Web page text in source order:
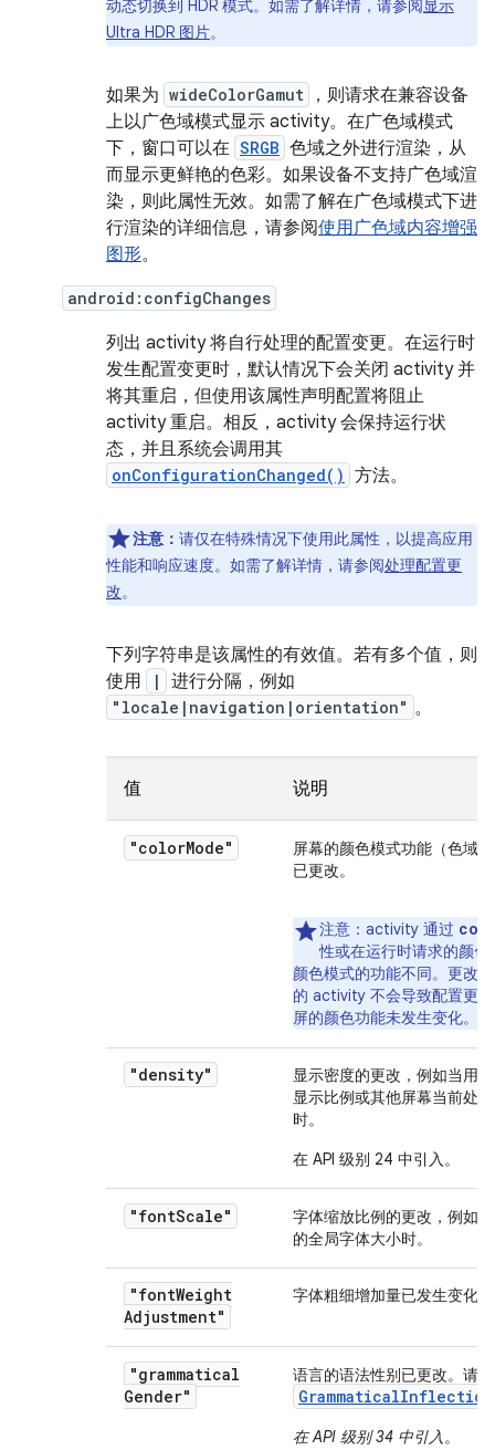
动态切换到 HDR 模式。如需了解详情，请参阅显示
Ultra HDR 图片。
如果为 wideColorGamut
，则请求在兼容设备
上以广色域模式显示 activity。在广色域模式
下，窗口可以在 SRGB 色域之外进行渲染，从
而显示更鲜艳的色彩。如果设备不支持广色域渲
染，则此属性无效。如需了解在广色域模式下进
行渲染的详细信息，请参阅使用广色域内容增强
图形。
android:configChanges
列出 activity 将自行处理的配置变更。在运行时
发生配置变更时，默认情况下会关闭 activity 并
将其重启，但使用该属性声明配置将阻止
activity 重启。相反，activity 会保持运行状
态，并且系统会调用其
onConfigurationChanged() 方法。
注意： 请仅在特殊情况下使用此属性，以提高应用
性能和响应速度。如需了解详情，请参阅处理配置更
改。
下列字符串是该属性的有效值。若有多个值，则
使用
| 进行分隔，例如
"locale|navigation|orientation" 。
值 说明
"colorMode"
屏幕的颜色模式功能（色域
已更改。
注意 ：activity 通过
性或在运行时请求的颜色
颜色模式的功能不同。更改
的 activity 不会导致配置更
屏的颜色功能未发生变化。
"density"
显示密度的更改，例如当用
显示比例或其他屏幕当前处
时。
在 API 级别 24 中引入。
"fontScale"
字体缩放比例的更改，例如
的全局字体大小时。
"fontWeight
Adjustment"
字体粗细增加量已发生变化。
"grammatical
Gender"
语言的语法性别已更改。请
在 API 级别 34 中引入。